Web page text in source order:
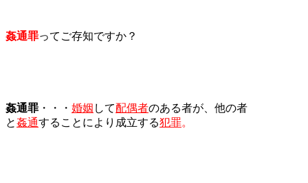
姦通罪ってご存知ですか？
姦通罪 ・・・ 婚姻 して配偶者のある者が、他の者
と姦通することにより成立する犯罪。